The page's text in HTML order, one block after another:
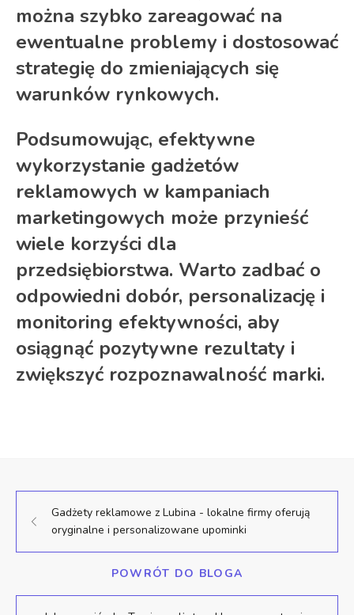
można szybko zareagować na
ewentualne problemy i dostosować
strategię do zmieniających się
warunków rynkowych.
Podsumowując, efektywne
wykorzystanie gadżetów
reklamowych w kampaniach
marketingowych może przynieść
wiele korzyści dla
przedsiębiorstwa. Warto zadbać o
odpowiedni dobór, personalizację i
monitoring efektywności, aby
osiągnąć pozytywne rezultaty i
zwiększyć rozpoznawalność marki.
Gadżety reklamowe z Lubina - lokalne firmy oferują
oryginalne i personalizowane upominki
POWRÓT DO BLOGA